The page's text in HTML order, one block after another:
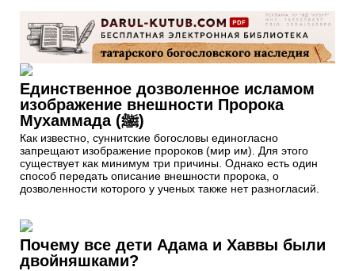
Единственное дозволенное исламом
изображение внешности Пророка
Мухаммада (ﷺ)
Как известно, суннитские богословы единогласно
запрещают изображение пророков (мир им). Для этого
существует как минимум три причины. Однако есть один
способ передать описание внешности пророка, о
дозволенности которого у ученых также нет разногласий.
Почему все дети Адама и Хаввы были
двойняшками?